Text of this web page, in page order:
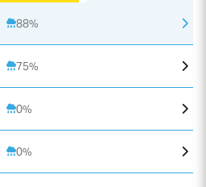
88%
75%
0%
0%